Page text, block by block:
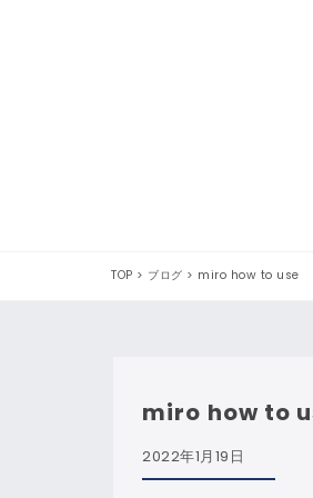
TOP > ブログ > miro how to use
miro how to
2022年1月19日